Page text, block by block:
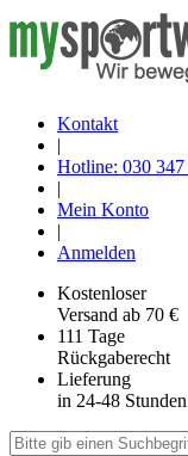
Kontakt
|
Hotline: 030 347
|
Mein Konto
|
Anmelden
Kostenloser
Versand ab 70 €
111 Tage
Rückgaberecht
Lieferung
in 24-48 Stunden